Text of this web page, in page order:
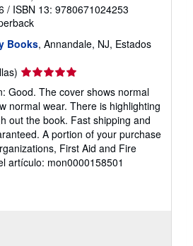
/ ISBN 13: 9780671024253
Books, Annandale, NJ, Estados
Calificación
del
vendedor:
5
de
5
estrellas
Good. The cover shows normal
normal wear. There is highlighting
out the book. Fast shipping and
A portion of your purchase
First Aid and Fire
artículo: mon0000158501